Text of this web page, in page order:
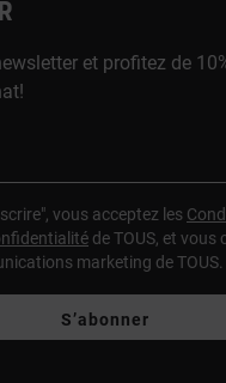
et profitez de
vous acceptez les
de TOUS, et vous
marketing de TOUS.
S’abonner